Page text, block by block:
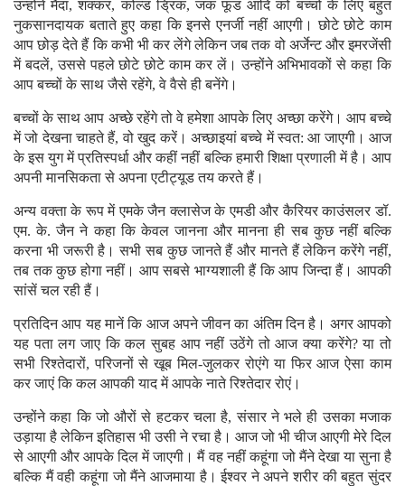
उन्होंने मैदा, शक्कर, कोल्ड ड्रिंक, जंक फूड आदि को बच्चों के लिए बहुत
नुकसानदायक बताते हुए कहा कि इनसे एनर्जी नहीं आएगी। छोटे छोटे काम
आप छोड़ देते हैं कि कभी भी कर लेंगे लेकिन जब तक वो अर्जेन्ट और इमरजेंसी
में बदलें, उससे पहले छोटे छोटे काम कर लें। उन्होंने अभिभावकों से कहा कि
आप बच्चों के साथ जैसे रहेंगे, वे वैसे ही बनेंगे।
बच्चों के साथ आप अच्छे रहेंगे तो वे हमेशा आपके लिए अच्छा करेंगे। आप बच्चे
में जो देखना चाहते हैं, वो खुद करें। अच्छाइयां बच्चे में स्वत: आ जाएगी। आज
के इस युग में प्रतिस्पर्धा और कहीं नहीं बल्कि हमारी शिक्षा प्रणाली में है। आप
अपनी मानसिकता से अपना एटीट्यूड तय करते हैं।
अन्य वक्ता के रूप में एमके जैन क्लासेज के एमडी और कैरियर काउंसलर डॉ.
एम. के. जैन ने कहा कि केवल जानना और मानना ही सब कुछ नहीं बल्कि
करना भी जरूरी है। सभी सब कुछ जानते हैं और मानते हैं लेकिन करेंगे नहीं,
तब तक कुछ होगा नहीं। आप सबसे भाग्यशाली हैं कि आप जिन्दा हैं। आपकी
सांसें चल रही हैं।
प्रतिदिन आप यह मानें कि आज अपने जीवन का अंतिम दिन है। अगर आपको
यह पता लग जाए कि कल सुबह आप नहीं उठेंगे तो आज क्या करेंगे? या तो
सभी रिश्तेदारों, परिजनों से खूब मिल-जुलकर रोएंगे या फिर आज ऐसा काम
कर जाएं कि कल आपकी याद में आपके नाते रिश्तेदार रोएं।
उन्होंने कहा कि जो औरों से हटकर चला है, संसार ने भले ही उसका मजाक
उड़ाया है लेकिन इतिहास भी उसी ने रचा है। आज जो भी चीज आएगी मेरे दिल
से आएगी और आपके दिल में जाएगी। मैं वह नहीं कहूंगा जो मैंने देखा या सुना है
बल्कि मैं वही कहूंगा जो मैंने आजमाया है। ईश्वर ने अपने शरीर की बहुत सुंदर